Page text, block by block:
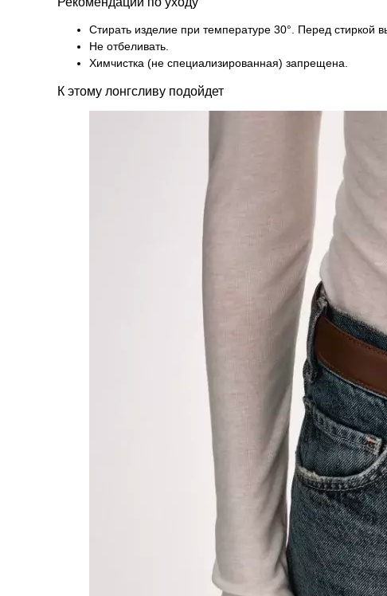
Стирать изделие при температуре 30°. Перед стиркой
Не отбеливать.
Химчистка (не специализированная) запрещена.
К этому лонгсливу подойдет